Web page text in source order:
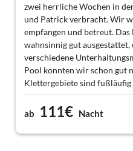
zwei herrliche Wochen in
und Patrick verbracht. Wir
empfangen und betreut. Das
wahnsinnig gut ausgestattet,
verschiedene
Pool konnten wir schon gut
Klettergebiete sind
Genügend Crashpads
auch Fahrräder. Wir haben
ausgesprochen wohl
wieder kommen. Vielen
ab 111€ Nacht